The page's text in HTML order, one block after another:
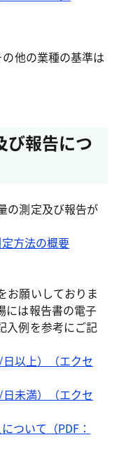
他の業種の基準は
報告につ
の測定及び報告が
方法の概要
お願いしておりま
には報告書の電子
入例を参考にご記
以上）（エクセ
未満）（エクセ
ついて（PDF：